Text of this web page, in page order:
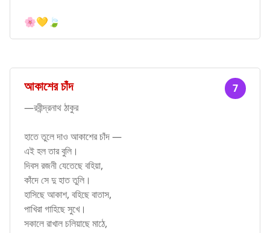
🌸💛🍃
7
আকাশের চাঁদ
—রবীন্দ্রনাথ ঠাকুর
হাতে তুলে দাও আকাশের চাঁদ —
এই হল তার বুলি।
দিবস রজনী যেতেছে বহিয়া,
কাঁদে সে দু হাত তুলি।
হাসিছে আকাশ, বহিছে বাতাস,
পাখিরা গাহিছে সুখে।
সকালে রাখাল চলিয়াছে মাঠে,